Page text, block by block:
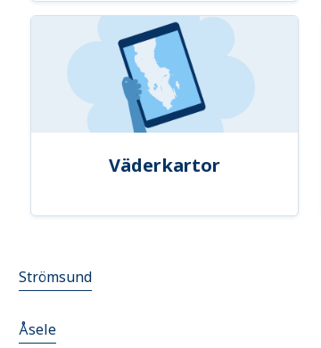
Väderkartor
Strömsund
Åsele